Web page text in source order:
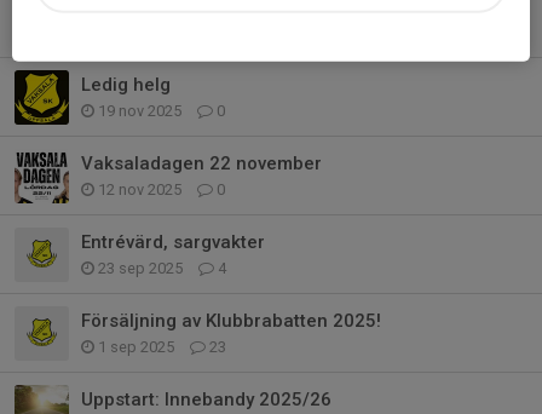
Ledig helg
19 nov 2025 0
Vaksaladagen 22 november
12 nov 2025 0
Entrévärd, sargvakter
23 sep 2025 4
Försäljning av Klubbrabatten 2025!
1 sep 2025 23
Uppstart: Innebandy 2025/26